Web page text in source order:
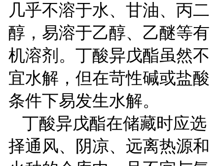
几乎不溶于水、甘油、丙二
醇，易溶于乙醇、乙醚等有
机溶剂。丁酸异戊酯虽然不
宜水解，但在苛性碱或盐酸
条件下易发生水解。
丁酸异戊酯在储藏时应选
择通风、阴凉、远离热源和